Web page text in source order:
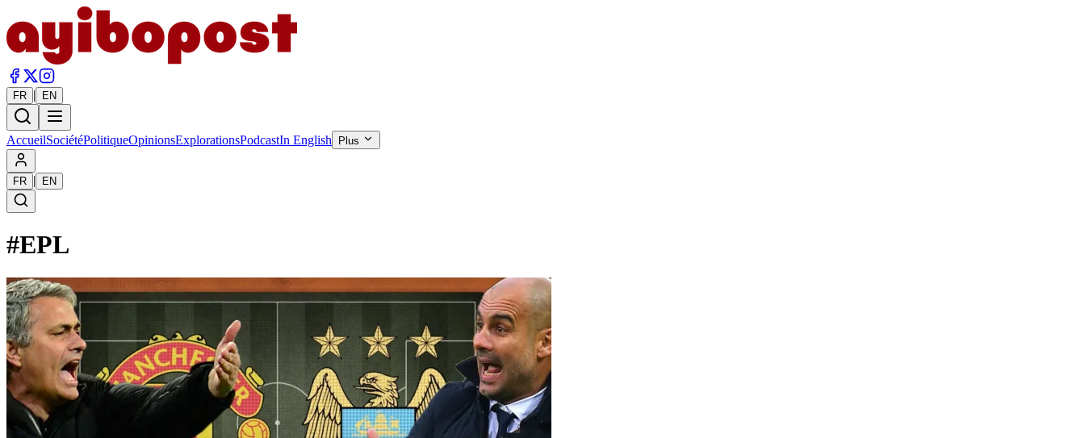
FR | EN
AccueilSociétéPolitiqueOpinionsExplorationsPodcastIn English Plus
FR | EN
#EPL